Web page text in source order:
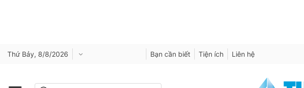
Thứ Bảy, 8/8/2026 Bạn cần biết Tiện ích Liên hệ